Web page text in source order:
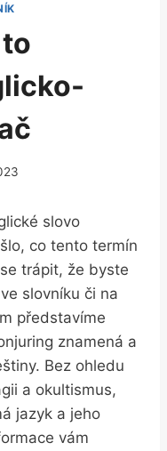
slovo
co tento termín
trápit, že byste
slovníku či na
představíme
znamená a
Bez ohledu
a okultismus,
jazyk a jeho
vám